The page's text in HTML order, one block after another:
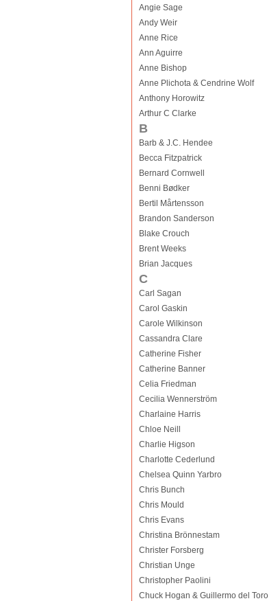
Angie Sage
Andy Weir
Anne Rice
Ann Aguirre
Anne Bishop
Anne Plichota & Cendrine Wolf
Anthony Horowitz
Arthur C Clarke
B
Barb & J.C. Hendee
Becca Fitzpatrick
Bernard Cornwell
Benni Bødker
Bertil Mårtensson
Brandon Sanderson
Blake Crouch
Brent Weeks
Brian Jacques
C
Carl Sagan
Carol Gaskin
Carole Wilkinson
Cassandra Clare
Catherine Fisher
Catherine Banner
Celia Friedman
Cecilia Wennerström
Charlaine Harris
Chloe Neill
Charlie Higson
Charlotte Cederlund
Chelsea Quinn Yarbro
Chris Bunch
Chris Mould
Chris Evans
Christina Brönnestam
Christer Forsberg
Christian Unge
Christopher Paolini
Chuck Hogan & Guillermo del Toro